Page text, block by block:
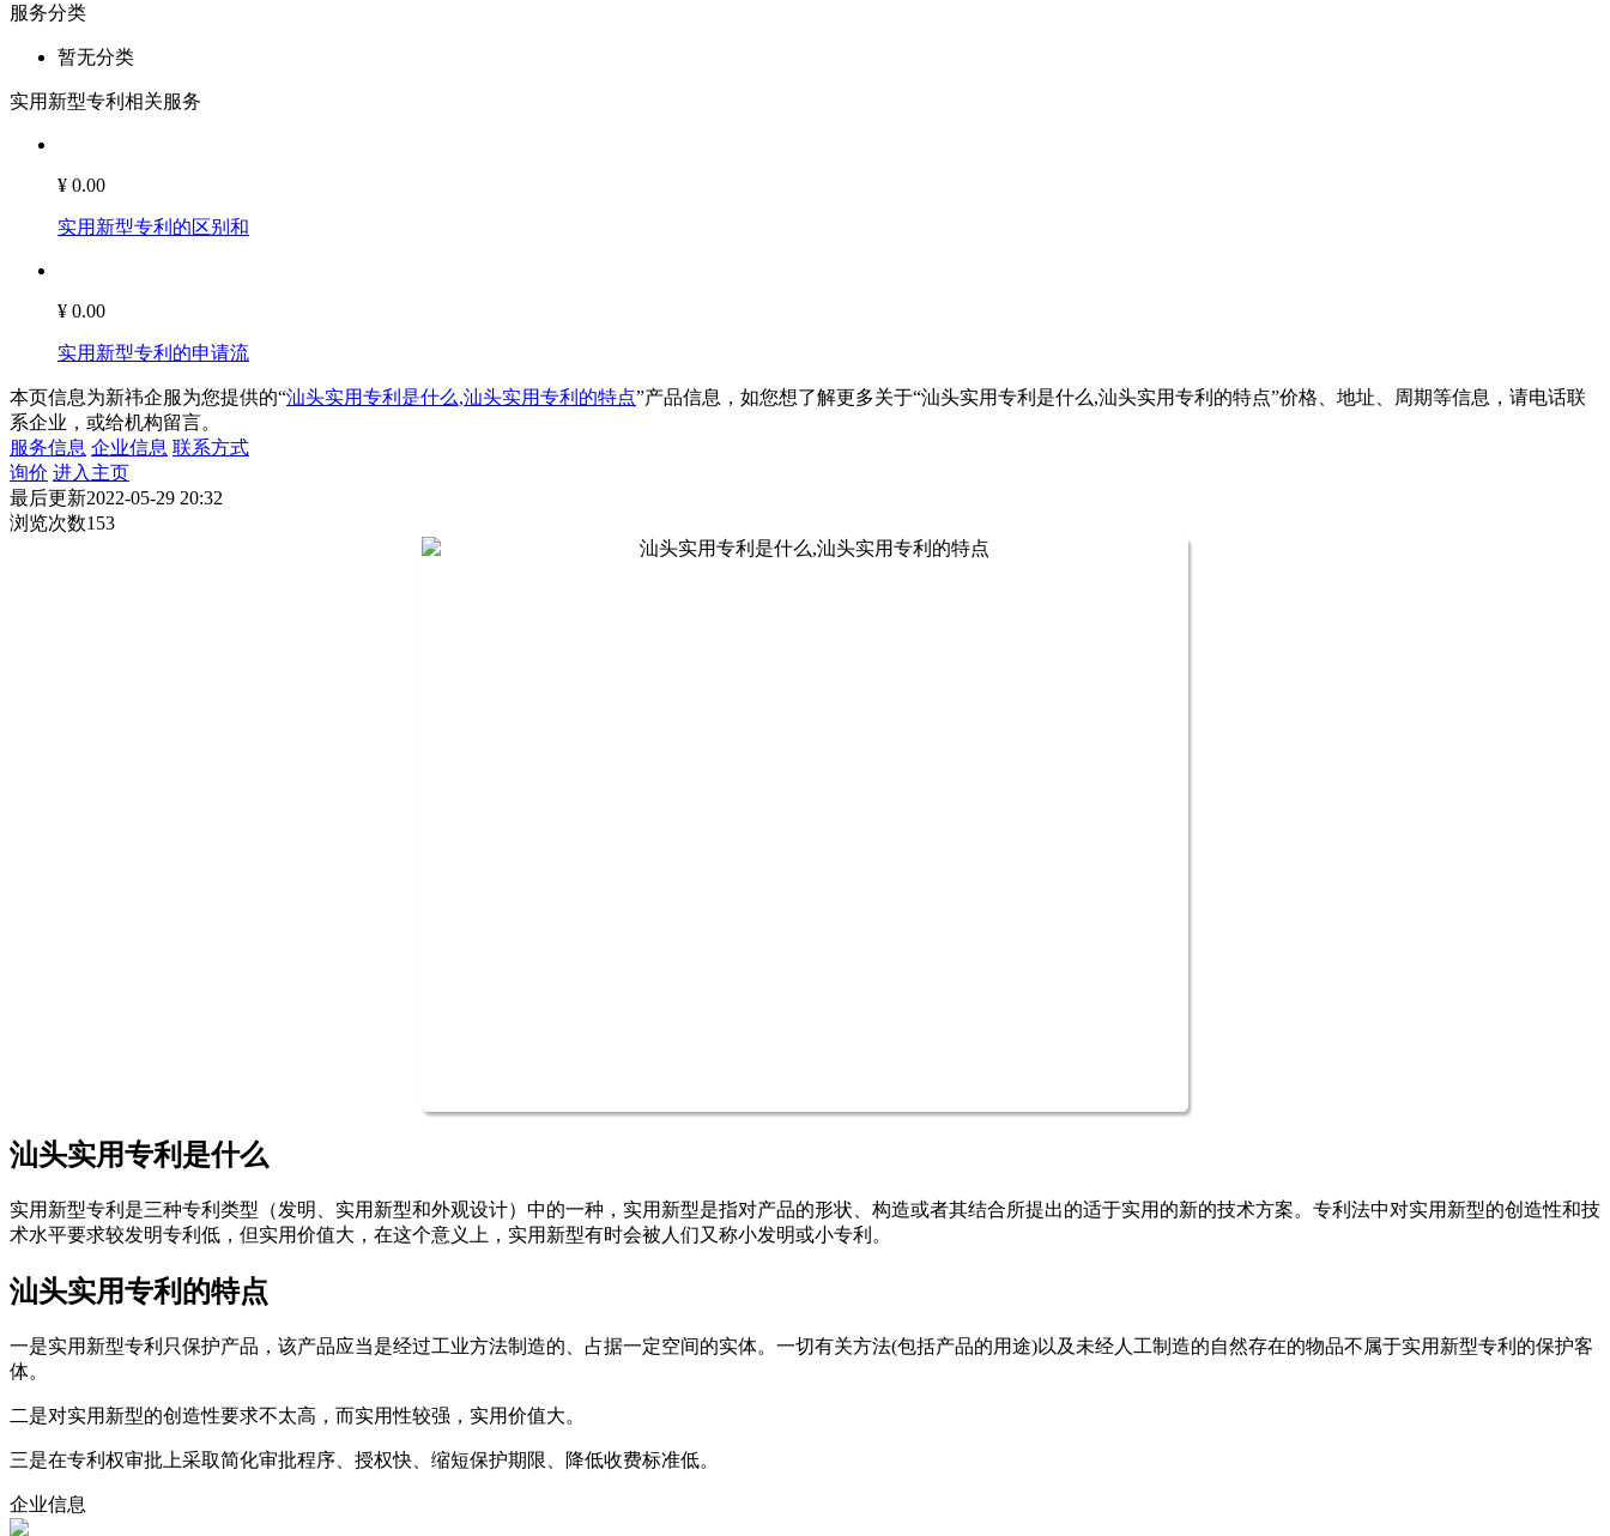
服务分类
暂无分类
实用新型专利相关服务
¥ 0.00
实用新型专利的区别和
¥ 0.00
实用新型专利的申请流
本页信息为新祎企服为您提供的“汕头实用专利是什么,汕头实用专利的特点”产品信息，如您想了解更多关于“汕头实用专利是什么,汕头实用专利的特点”价格、地址、周期等信息，请电话联
系企业，或给机构留言。
服务信息 企业信息 联系方式
询价 进入主页
最后更新2022-05-29 20:32
浏览次数153
汕头实用专利是什么
实用新型专利是三种专利类型（发明、实用新型和外观设计）中的一种，实用新型是指对产品的形状、构造或者其结合所提出的适于实用的新的技术方案。专利法中对实用新型的创造性和技
术水平要求较发明专利低，但实用价值大，在这个意义上，实用新型有时会被人们又称小发明或小专利。
汕头实用专利的特点
一是实用新型专利只保护产品，该产品应当是经过工业方法制造的、占据一定空间的实体。一切有关方法(包括产品的用途)以及未经人工制造的自然存在的物品不属于实用新型专利的保护客
体。
二是对实用新型的创造性要求不太高，而实用性较强，实用价值大。
三是在专利权审批上采取简化审批程序、授权快、缩短保护期限、降低收费标准低。
企业信息